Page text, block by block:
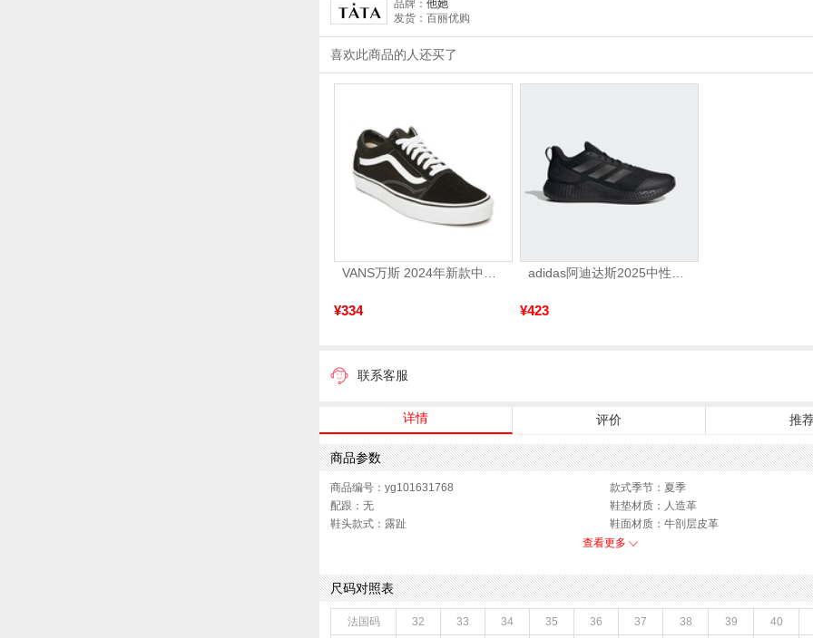
品牌： 他她
发货：百丽优购
喜欢此商品的人还买了
VANS万斯 2024年新款中性OldSkool帆布鞋/硫化鞋VN000D3HY28（延续款）
¥334
adidas阿迪达斯2025中性edge gamedaySPW FTW-跑步GW2499
¥423
联系客服
详情 评价 推
商品参数
商品编号：yg101631768
款式季节：夏季
配跟：无
鞋垫材质：人造革
鞋头款式：露趾
鞋面材质：牛剖层皮革
参考鞋长(女)：24.5CM
鞋跟形状：厚底
性别：女子
皮质特征：软面皮
上市时间：2025年夏季
鞋底材质：橡胶底
参考鞋宽(女)：10CM
里料材质：人造革
防水台高度：无
查看更多
尺码对照表
法国码 32 33 34 35 36 37 38 39 40